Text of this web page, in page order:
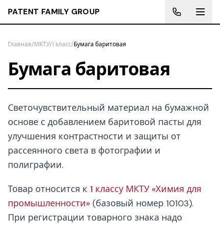
PATENT FAMILY GROUP
Главная/МКТУ/1 класс/Бумага баритовая
Бумага баритовая
Светочувствительный материал на бумажной
основе с добавлением баритовой пасты для
улучшения контрастности и защиты от
рассеянного света в фотографии и
полиграфии.
Товар относится к 1 классу МКТУ «Химия для
промышленности» (базовый номер 10103).
При регистрации товарного знака надо